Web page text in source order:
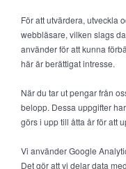
För att utvärdera, utveckla
webbläsare, vilken slags
använder för att kunna
här är berättigat intresse.
När du tar ut pengar från
belopp. Dessa uppgifter
görs i upp till åtta år för att
Vi använder Google
Det gör att vi delar data